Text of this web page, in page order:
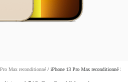
Max reconditionné / iPhone 13 Pro Max reconditionné